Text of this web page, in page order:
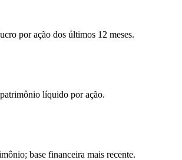
por ação dos últimos 12 meses.
líquido por ação.
base financeira mais recente.